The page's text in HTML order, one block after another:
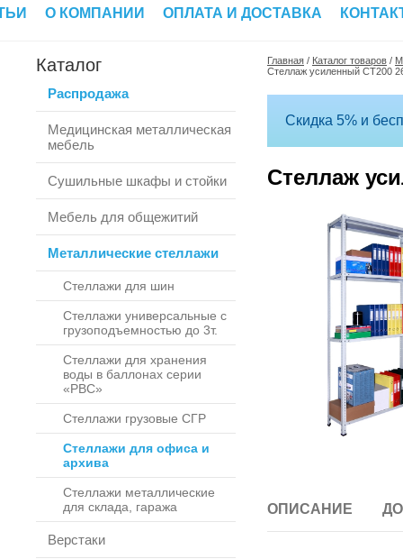
О КОМПАНИИ ОПЛАТА И ДОСТАВКА
Каталог
Распродажа
Медицинская металлическая
мебель
Сушильные шкафы и стойки
Мебель для общежитий
Металлические стеллажи
Стеллажи для шин
Стеллажи универсальные с
грузоподъемностью до 3т.
Стеллажи для хранения
воды в баллонах серии
«РВС»
Стеллажи грузовые СГР
Стеллажи для офиса и
архива
Стеллажи металлические
для склада, гаража
Верстаки
Главная / Каталог товаров /
Стеллаж усиленный СТ200
Скидка 5% и
Стеллаж
ОПИСАНИЕ